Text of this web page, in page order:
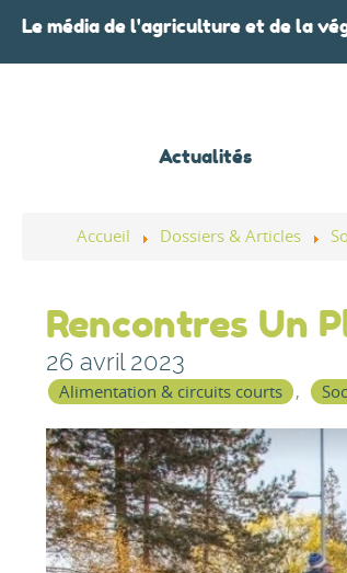
Le média de l'agriculture et de la
Actualités
Accueil Dossiers & Articles
Rencontres Un
26 avril 2023
Alimentation & circuits courts